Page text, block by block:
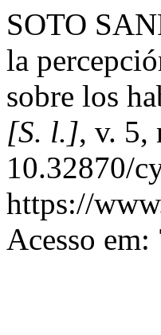
SOTO
la
sobre los
[S. l.], v. 5,
10.32870/
https://
Acesso